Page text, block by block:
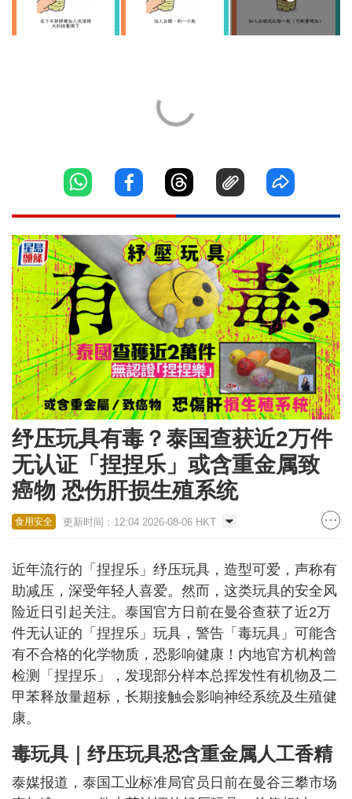
纾压玩具有毒？泰国查获近2万件
无认证「捏捏乐」或含重金属致
癌物 恐伤肝损生殖系统
食用安全 更新时间：12:04 2026-08-06 HKT
近年流行的「捏捏乐」纾压玩具，造型可爱，声称有
助减压，深受年轻人喜爱。然而，这类玩具的安全风
险近日引起关注。泰国官方日前在曼谷查获了近2万
件无认证的「捏捏乐」玩具，警告「毒玩具」可能含
有不合格的化学物质，恐影响健康！内地官方机构曾
检测「捏捏乐」，发现部分样本总挥发性有机物及二
甲苯释放量超标，长期接触会影响神经系统及生殖健
康。
毒玩具｜纾压玩具恐含重金属人工香精
泰媒报道，泰国工业标准局官员日前在曼谷三攀市场